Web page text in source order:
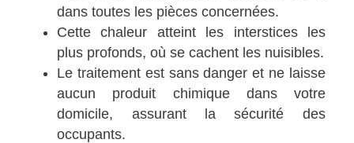
dans toutes les pièces concernées.
Cette chaleur atteint les interstices les
plus profonds, où se cachent les nuisibles.
Le traitement est sans danger et ne laisse
aucun produit chimique dans votre
domicile, assurant la sécurité des
occupants.